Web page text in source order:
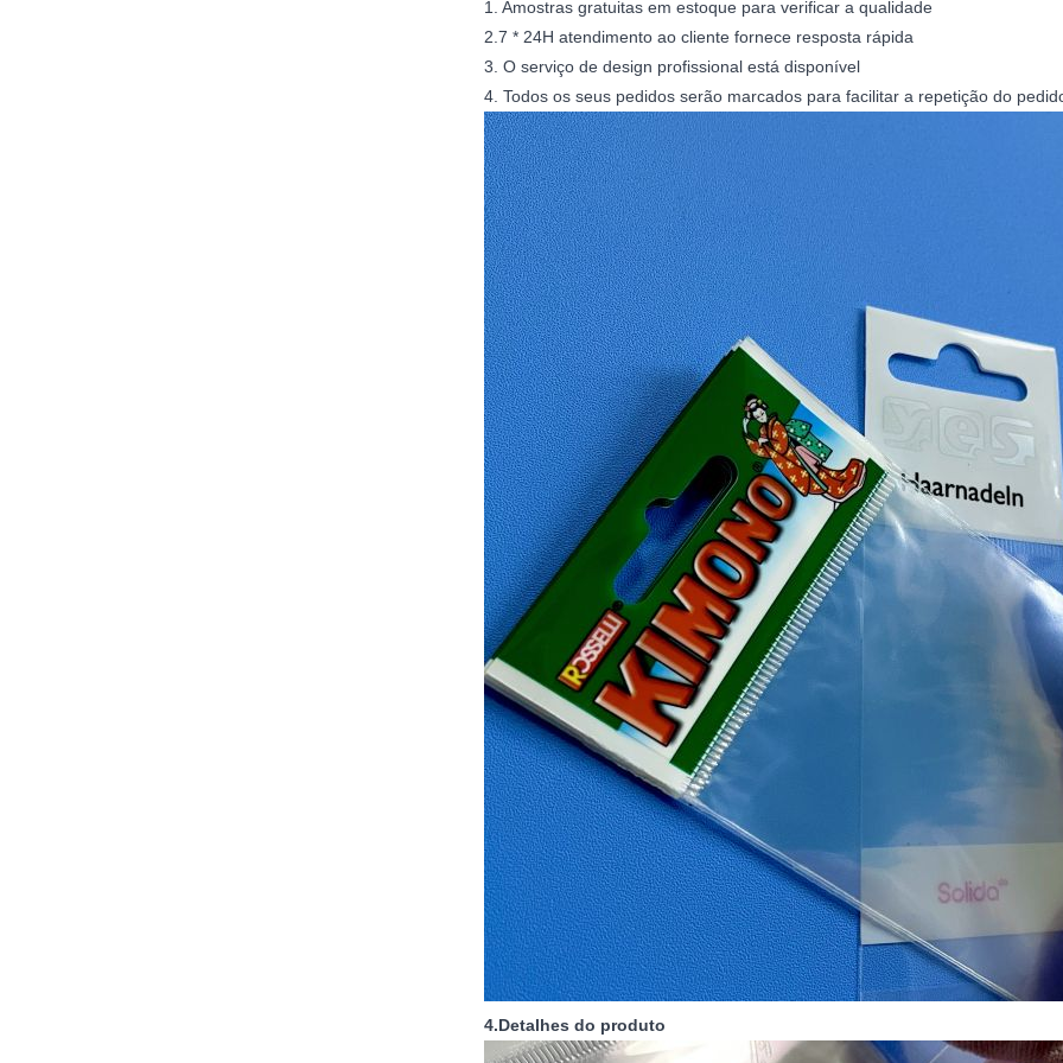
1. Amostras gratuitas em estoque para verificar a qualidade
2.7 * 24H atendimento ao cliente fornece resposta rápida
3. O serviço de design profissional está disponível
4. Todos os seus pedidos serão marcados para facilitar a repetição do
4.Detalhes do produto